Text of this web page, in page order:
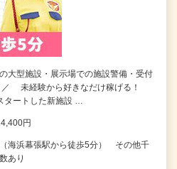
大型施設・展示場での施設警備・受付
未経験から好きなだけ稼げる！
タートした新施設 …
円
海浜幕張駅から徒歩5分） その他千
あり